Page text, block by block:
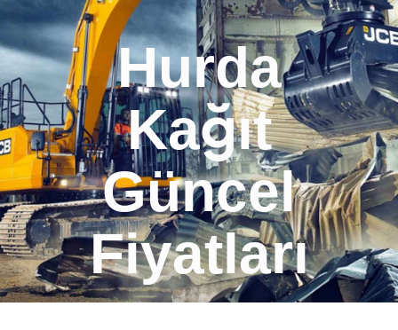
Hurda
Kağıt
Güncel
Fiyatları